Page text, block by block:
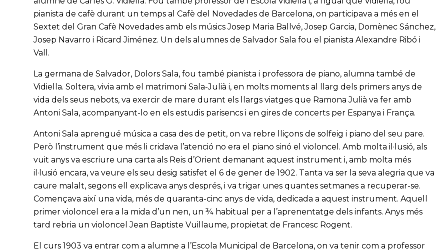
pianista de cafè durant un temps al Cafè del Novedades de Barcelona, on participava a més en el
Sextet del Gran Cafè Novedades amb els músics Josep Maria Ballvé, Josep Garcia, Domènec Sánchez,
Josep Navarro i Ricard Jiménez. Un dels alumnes de Salvador Sala fou el pianista Alexandre Ribó i
Vall.
La germana de Salvador, Dolors Sala, fou també pianista i professora de piano, alumna també de
Vidiella. Soltera, vivia amb el matrimoni Sala-Julià i, en molts moments al llarg dels primers anys de
vida dels seus nebots, va exercir de mare durant els llargs viatges que Ramona Julià va fer amb
Antoni Sala, acompanyant-lo en els estudis parisencs i en gires de concerts per Espanya i França.
Antoni Sala aprengué música a casa des de petit, on va rebre lliçons de solfeig i piano del seu pare.
Però l’instrument que més li cridava l’atenció no era el piano sinó el violoncel. Amb molta il·lusió, als
vuit anys va escriure una carta als Reis d’Orient demanant aquest instrument i, amb molta més
il·lusió encara, va veure els seu desig satisfet el 6 de gener de 1902. Tanta va ser la seva alegria que va
caure malalt, segons ell explicava anys després, i va trigar unes quantes setmanes a recuperar-se.
Començava així una vida, més de quaranta-cinc anys de vida, dedicada a aquest instrument. Aquell
primer violoncel era a la mida d’un nen, un ¾ habitual per a l’aprenentatge dels infants. Anys més
tard rebria un violoncel Jean Baptiste Vuillaume, propietat de Francesc Rogent.
El curs 1903 va entrar com a alumne a l’Escola Municipal de Barcelona, on va tenir com a professor